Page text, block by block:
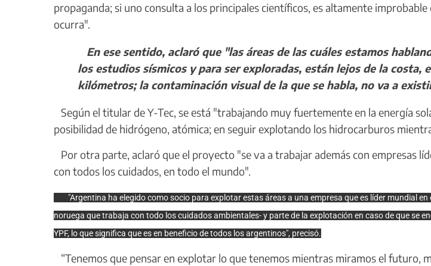
propaganda; si uno consulta a los principales científicos, es altamente
ocurra".
En ese sentido, aclaró que "las áreas de las cuáles estamos
los estudios sísmicos y para ser exploradas, están lejos de la costa,
kilómetros; la contaminación visual de la que se habla, no va a
Según el titular de Y-Tec, se está "trabajando muy fuertemente en la energía
posibilidad de hidrógeno, atómica; en seguir explotando los hidrocarburos
Por otra parte, aclaró que el proyecto "se va a trabajar además con empresas
con todos los cuidados, en todo el mundo".
"Argentina ha elegido como socio para explotar estas áreas a una empresa que es líder mundial
noruega que trabaja con todo los cuidados ambientales- y parte de la explotación en caso de que se
YPF, lo que significa que es en beneficio de todos los argentinos", precisó.
“Tenemos que pensar en explotar lo que tenemos mientras miramos el futuro,